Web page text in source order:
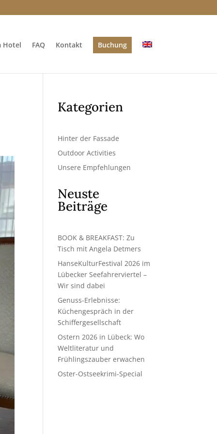
Hotel FAQ Kontakt Buchung
Kategorien
Hinter der Fassade
Outdoor Activities
Unsere Empfehlungen
Neuste
Beiträge
BOOK & BREAKFAST: Zu
Tisch mit Angela Detmers
HanseKulturFestival 2026 im
Lübecker Seefahrerviertel –
Wir sind dabei
Genuss-Erlebnisse:
Küchengespräch in der
Schiffergesellschaft
Ostern 2026 in Lübeck: Wo
Weltliteratur und
Frühlingszauber erwachen
Oster-Ostseekrimi-Special